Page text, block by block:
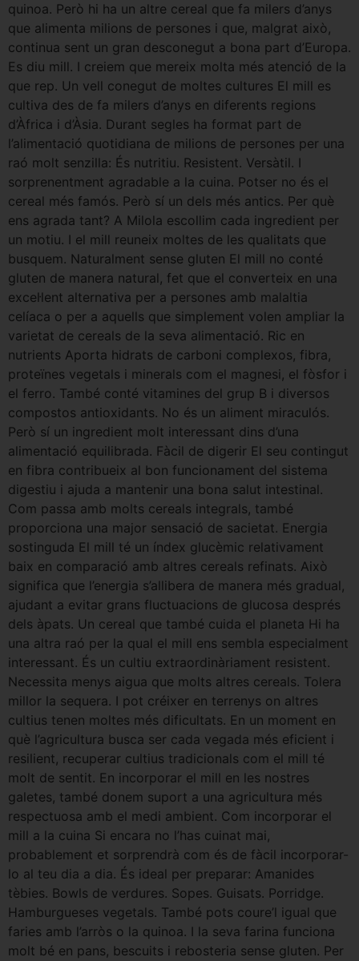
quinoa. Però hi ha un altre cereal que fa milers d’anys
que alimenta milions de persones i que, malgrat això,
continua sent un gran desconegut a bona part d’Europa.
Es diu mill. I creiem que mereix molta més atenció de la
que rep. Un vell conegut de moltes cultures El mill es
cultiva des de fa milers d’anys en diferents regions
d’Àfrica i d’Àsia. Durant segles ha format part de
l’alimentació quotidiana de milions de persones per una
raó molt senzilla: És nutritiu. Resistent. Versàtil. I
sorprenentment agradable a la cuina. Potser no és el
cereal més famós. Però sí un dels més antics. Per què
ens agrada tant? A Milola escollim cada ingredient per
un motiu. I el mill reuneix moltes de les qualitats que
busquem. Naturalment sense gluten El mill no conté
gluten de manera natural, fet que el converteix en una
excel·lent alternativa per a persones amb malaltia
celíaca o per a aquells que simplement volen ampliar la
varietat de cereals de la seva alimentació. Ric en
nutrients Aporta hidrats de carboni complexos, fibra,
proteïnes vegetals i minerals com el magnesi, el fòsfor i
el ferro. També conté vitamines del grup B i diversos
compostos antioxidants. No és un aliment miraculós.
Però sí un ingredient molt interessant dins d’una
alimentació equilibrada. Fàcil de digerir El seu contingut
en fibra contribueix al bon funcionament del sistema
digestiu i ajuda a mantenir una bona salut intestinal.
Com passa amb molts cereals integrals, també
proporciona una major sensació de sacietat. Energia
sostinguda El mill té un índex glucèmic relativament
baix en comparació amb altres cereals refinats. Això
significa que l’energia s’allibera de manera més gradual,
ajudant a evitar grans fluctuacions de glucosa després
dels àpats. Un cereal que també cuida el planeta Hi ha
una altra raó per la qual el mill ens sembla especialment
interessant. És un cultiu extraordinàriament resistent.
Necessita menys aigua que molts altres cereals. Tolera
millor la sequera. I pot créixer en terrenys on altres
cultius tenen moltes més dificultats. En un moment en
què l’agricultura busca ser cada vegada més eficient i
resilient, recuperar cultius tradicionals com el mill té
molt de sentit. En incorporar el mill en les nostres
galetes, també donem suport a una agricultura més
respectuosa amb el medi ambient. Com incorporar el
mill a la cuina Si encara no l’has cuinat mai,
probablement et sorprendrà com és de fàcil incorporar-
lo al teu dia a dia. És ideal per preparar: Amanides
tèbies. Bowls de verdures. Sopes. Guisats. Porridge.
Hamburgueses vegetals. També pots coure’l igual que
faries amb l’arròs o la quinoa. I la seva farina funciona
molt bé en pans, bescuits i rebosteria sense gluten. Per